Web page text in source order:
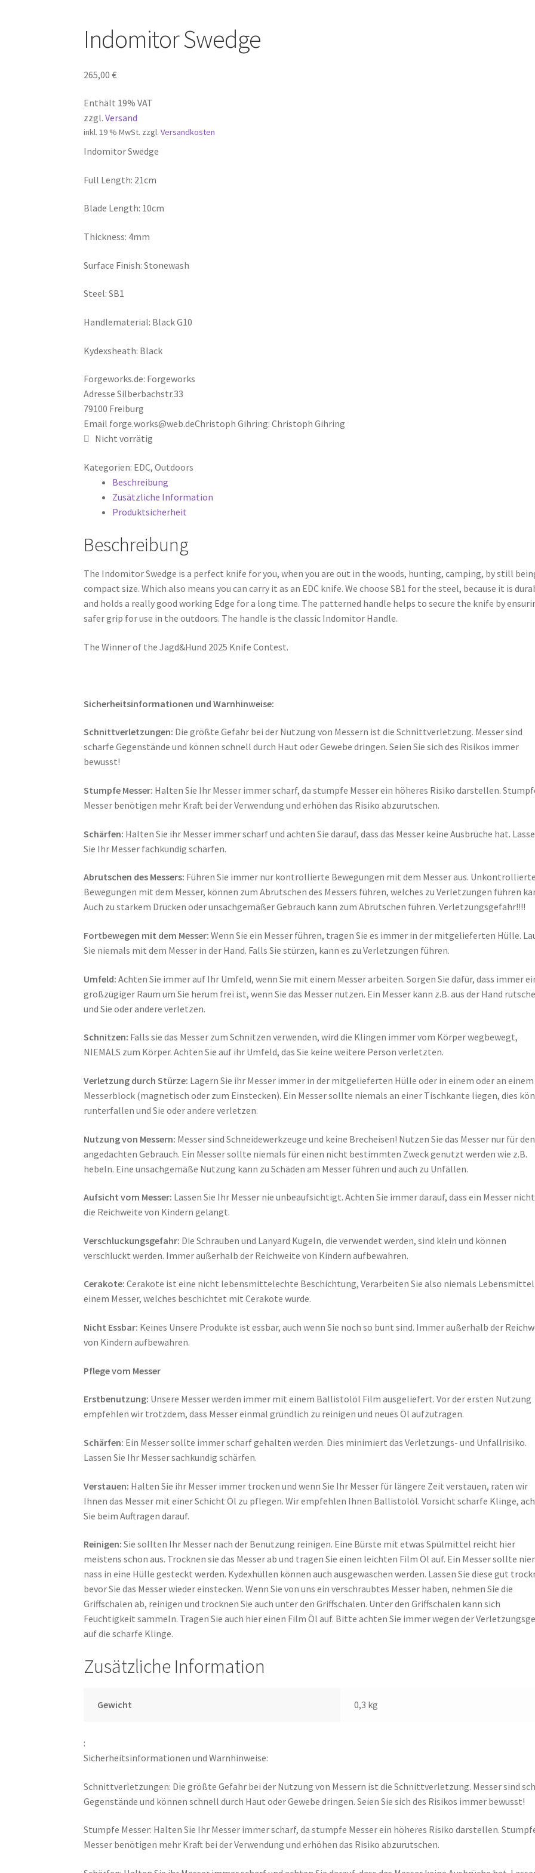
Indomitor Swedge
265,00€
Enthält 19% VAT
zzgl.Versand
inkl. 19 % MwSt. zzgl.Versandkosten
Indomitor Swedge
Full Length: 21cm
Blade Length: 10cm
Thickness: 4mm
Surface Finish: Stonewash
Steel: SB1
Handlematerial: Black G10
Kydexsheath: Black
Forgeworks.de: Forgeworks
Adresse Silberbachstr.33
79100 Freiburg
Email forge.works@web.deChristoph Gihring:Christoph Gihring
Nicht vorrätig
Kategorien: EDC,Outdoors
Beschreibung
Zusätzliche Information
Produktsicherheit
Beschreibung
The Indomitor Swedge is a perfect knife for you, when you are out in the woods, hunting, camping, by still
compact size. Which also means you can carry it as an EDC knife. We choose SB1 for the steel, because it is
and holds a really good working Edge for a long time. The patterned handle helps to secure the knife by
safer grip for use in the outdoors. The handle is the classic Indomitor Handle.
The Winner of the Jagd&Hund 2025 Knife Contest.
Sicherheitsinformationen und Warnhinweise:
Schnittverletzungen: Die größte Gefahr bei der Nutzung von Messern ist die Schnittverletzung. Messer sind
scharfe Gegenstände und können schnell durch Haut oder Gewebe dringen. Seien Sie sich des Risikos immer
bewusst!
Stumpfe Messer: Halten Sie Ihr Messer immer scharf, da stumpfe Messer ein höheres Risiko darstellen.
Messer benötigen mehr Kraft bei der Verwendung und erhöhen das Risiko abzurutschen.
Schärfen: Halten Sie ihr Messer immer scharf und achten Sie darauf, dass das Messer keine Ausbrüche hat.
Sie Ihr Messer fachkundig schärfen.
Abrutschen des Messers: Führen Sie immer nur kontrollierte Bewegungen mit dem Messer aus. Unkontrollierte
Bewegungen mit dem Messer, können zum Abrutschen des Messers führen, welches zu Verletzungen führen
Auch zu starkem Drücken oder unsachgemäßer Gebrauch kann zum Abrutschen führen. Verletzungsgefahr!!!!
Fortbewegen mit dem Messer: Wenn Sie ein Messer führen, tragen Sie es immer in der mitgelieferten Hülle.
Sie niemals mit dem Messer in der Hand. Falls Sie stürzen, kann es zu Verletzungen führen.
Umfeld: Achten Sie immer auf Ihr Umfeld, wenn Sie mit einem Messer arbeiten. Sorgen Sie dafür, dass immer
großzügiger Raum um Sie herum frei ist, wenn Sie das Messer nutzen. Ein Messer kann z.B. aus der Hand
und Sie oder andere verletzen.
Schnitzen: Falls sie das Messer zum Schnitzen verwenden, wird die Klingen immer vom Körper wegbewegt,
NIEMALS zum Körper. Achten Sie auf ihr Umfeld, das Sie keine weitere Person verletzten.
Verletzung durch Stürze: Lagern Sie ihr Messer immer in der mitgelieferten Hülle oder in einem oder an einem
Messerblock (magnetisch oder zum Einstecken). Ein Messer sollte niemals an einer Tischkante liegen, dies
runterfallen und Sie oder andere verletzen.
Nutzung von Messern: Messer sind Schneidewerkzeuge und keine Brecheisen! Nutzen Sie das Messer nur für den
angedachten Gebrauch. Ein Messer sollte niemals für einen nicht bestimmten Zweck genutzt werden wie z.B.
hebeln. Eine unsachgemäße Nutzung kann zu Schäden am Messer führen und auch zu Unfällen.
Aufsicht vom Messer: Lassen Sie Ihr Messer nie unbeaufsichtigt. Achten Sie immer darauf, dass ein Messer
die Reichweite von Kindern gelangt.
Verschluckungsgefahr: Die Schrauben und Lanyard Kugeln, die verwendet werden, sind klein und können
verschluckt werden. Immer außerhalb der Reichweite von Kindern aufbewahren.
Cerakote: Cerakote ist eine nicht lebensmittelechte Beschichtung, Verarbeiten Sie also niemals
einem Messer, welches beschichtet mit Cerakote wurde.
Nicht Essbar: Keines Unsere Produkte ist essbar, auch wenn Sie noch so bunt sind. Immer außerhalb der
von Kindern aufbewahren.
Pflege vom Messer
Erstbenutzung: Unsere Messer werden immer mit einem Ballistolöl Film ausgeliefert. Vor der ersten Nutzung
empfehlen wir trotzdem, dass Messer einmal gründlich zu reinigen und neues Öl aufzutragen.
Schärfen: Ein Messer sollte immer scharf gehalten werden. Dies minimiert das Verletzungs- und Unfallrisiko.
Lassen Sie Ihr Messer sachkundig schärfen.
Verstauen: Halten Sie ihr Messer immer trocken und wenn Sie Ihr Messer für längere Zeit verstauen, raten wir
Ihnen das Messer mit einer Schicht Öl zu pflegen. Wir empfehlen Ihnen Ballistolöl. Vorsicht scharfe Klinge,
Sie beim Auftragen darauf.
Reinigen:Sie sollten Ihr Messer nach der Benutzung reinigen. Eine Bürste mit etwas Spülmittel reicht hier
meistens schon aus. Trocknen sie das Messer ab und tragen Sie einen leichten Film Öl auf. Ein Messer sollte
nass in eine Hülle gesteckt werden. Kydexhüllen können auch ausgewaschen werden. Lassen Sie diese gut
bevor Sie das Messer wieder einstecken. Wenn Sie von uns ein verschraubtes Messer haben, nehmen Sie die
Griffschalen ab, reinigen und trocknen Sie auch unter den Griffschalen. Unter den Griffschalen kann sich
Feuchtigkeit sammeln. Tragen Sie auch hier einen Film Öl auf. Bitte achten Sie immer wegen der
auf die scharfe Klinge.
Zusätzliche Information
Gewicht 0,3 kg
:
Sicherheitsinformationen und Warnhinweise:
Schnittverletzungen: Die größte Gefahr bei der Nutzung von Messern ist die Schnittverletzung. Messer sind
Gegenstände und können schnell durch Haut oder Gewebe dringen. Seien Sie sich des Risikos immer bewusst!
Stumpfe Messer: Halten Sie Ihr Messer immer scharf, da stumpfe Messer ein höheres Risiko darstellen.
Messer benötigen mehr Kraft bei der Verwendung und erhöhen das Risiko abzurutschen.